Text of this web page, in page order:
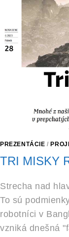
PREZENTÁCIE /
TRI MISKY
Strecha nad
To sú
robotníci v
vzniká dnešná